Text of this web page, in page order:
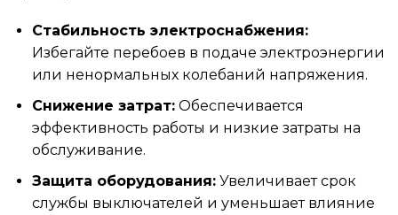
Стабильность электроснабжения:
Избегайте перебоев в подаче электроэнергии
или ненормальных колебаний напряжения.
Снижение затрат:Обеспечивается
эффективность работы и низкие затраты на
обслуживание.
Защита оборудования:Увеличивает срок
службы выключателей и уменьшает влияние